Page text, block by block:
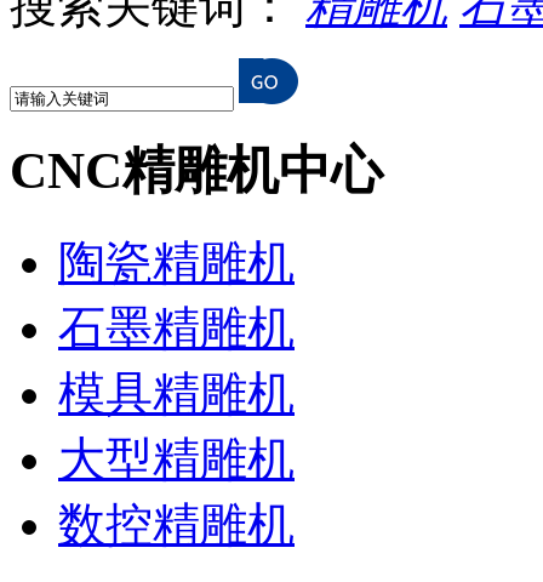
CNC精雕机中心
陶瓷精雕机
石墨精雕机
模具精雕机
大型精雕机
数控精雕机